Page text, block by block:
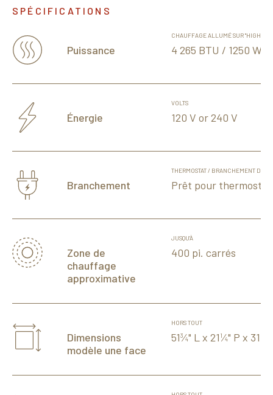
SPÉCIFICATIONS
Puissance
CHAUFFAGE ALLUMÉ SUR "HIGHT"
4 265 BTU / 1250 W
Énergie
VOLTS
120 V or 240 V
Branchement
THERMOSTAT / BRANCHEMENT
Prêt pour
Zone de
chauffage
approximative
JUSQU'À
400 pi. carrés
Dimensions
modèle une face
HORS TOUT
513⁄4" L x 21 1⁄4" P x 31